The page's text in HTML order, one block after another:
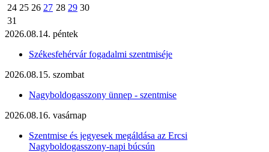
24 25 26 27 28 29 30
31
2026.08.14. péntek
Székesfehérvár fogadalmi szentmiséje
2026.08.15. szombat
Nagyboldogasszony ünnep - szentmise
2026.08.16. vasárnap
Szentmise és jegyesek megáldása az Ercsi
Nagyboldogasszony-napi búcsún